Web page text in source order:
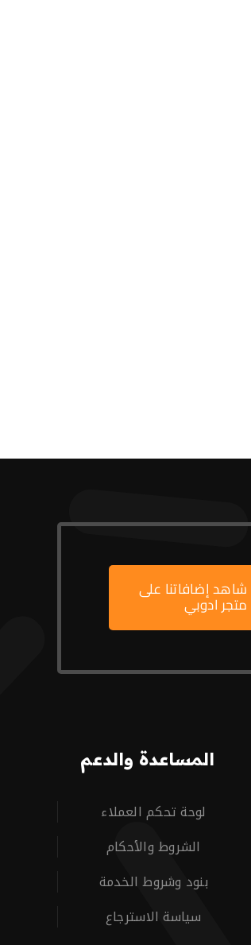
شاهد إضافاتنا على
متجر ادوبي
المساعدة والدعم
لوحة تحكم العملاء
الشروط والأحكام
بنود وشروط الخدمة
سياسة الاسترجاع